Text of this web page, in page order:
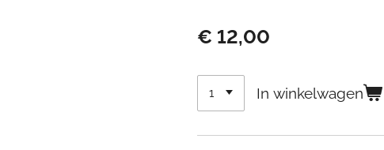
€ 12,00
In winkelwagen